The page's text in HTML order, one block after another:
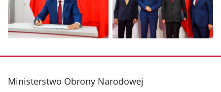
z
galerii.
z
galerii.
zdjęcie
galerii.
zdjęcie
galerii.
stopka
Ministerstwo Obrony Narodowej